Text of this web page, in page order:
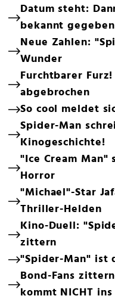
Datum steht:
bekannt gegeben
Neue Zahlen:
Wunder
Furchtbarer
abgebrochen
So cool meldet
Spider-Man
Kinogeschichte!
"Ice Cream
Horror
"Michael"-Star
Thriller-Helden
Kino-Duell:
zittern
"Spider-Man" ist
Bond-Fans
kommt NICHT